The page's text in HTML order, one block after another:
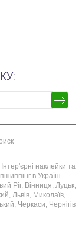
наклейки та
в Україні.
Ріг, Вінниця, Луцьк,
Львів, Миколаїв,
Черкаси, Чернігів